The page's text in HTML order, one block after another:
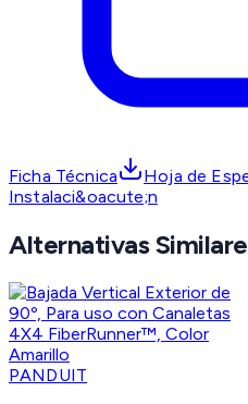
Ficha Técnica Hoja de
Instalaci&oacute;n
Alternativas
PANDUIT